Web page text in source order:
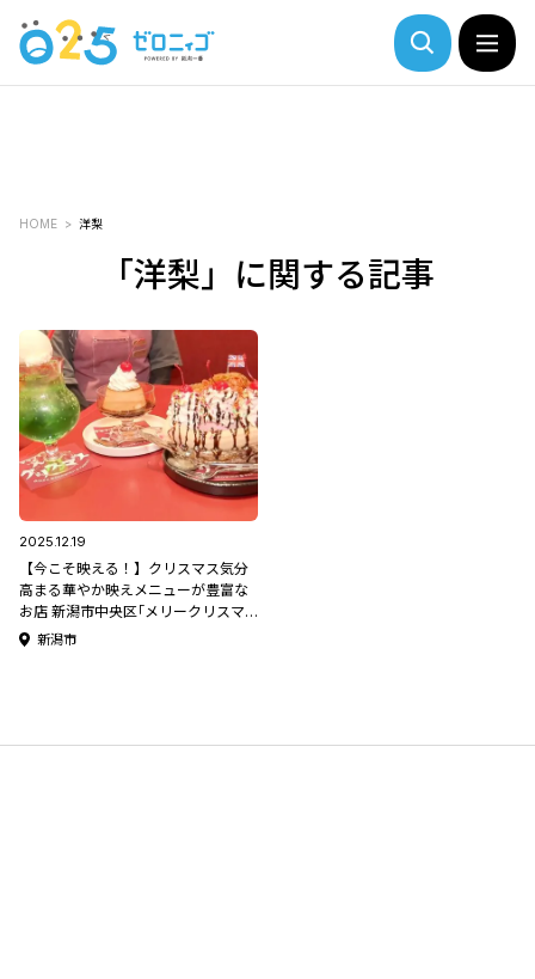
HOME 洋梨
「洋梨」に関する記事
2025.12.19
【今こそ映える！】クリスマス気分
高まる華やか映えメニューが豊富な
お店 新潟市中央区｢メリークリスマ
ス｣新潟市